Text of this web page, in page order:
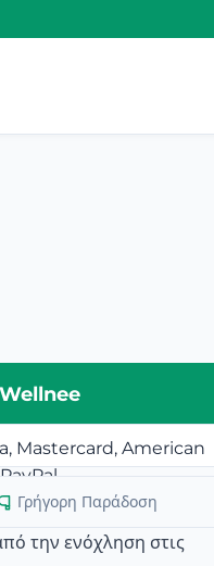
Γρήγορη Παράδοση
την ενόχληση στις